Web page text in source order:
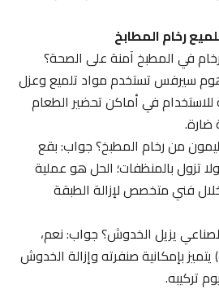
رخام المطابخ
في المطبخ آمنة على الصحة؟
سيرفس تستخدم مواد تلميع وعزل
في أماكن تحضير الطعام
من رخام المطبخ؟ جواب: بقع
بالمنظفات؛ الحل هو عملية
فني متخصص لإزالة الطبقة
يزيل الخدوش؟ جواب: نعم،
بإمكانية صنفرته وإزالة الخدوش